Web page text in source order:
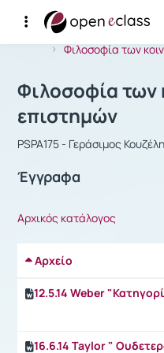
Αρχική Σελίδα
Φιλοσοφία των
Μάθημα :
Φιλοσοφία των
επιστημών
PSPA175 - Γεράσιμος
Έγγραφα
Αρχικός κατάλογος
Αρχείο
12.5.14 Weber
16.6.14 Τaylor "